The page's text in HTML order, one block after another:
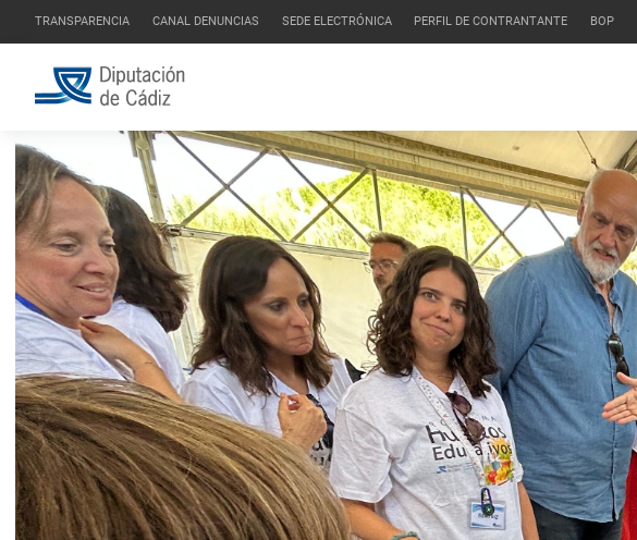
TRANSPARENCIA CANAL DENUNCIAS SEDE ELECTRÓNICA PERFIL DE CONTRANTANTE BOP